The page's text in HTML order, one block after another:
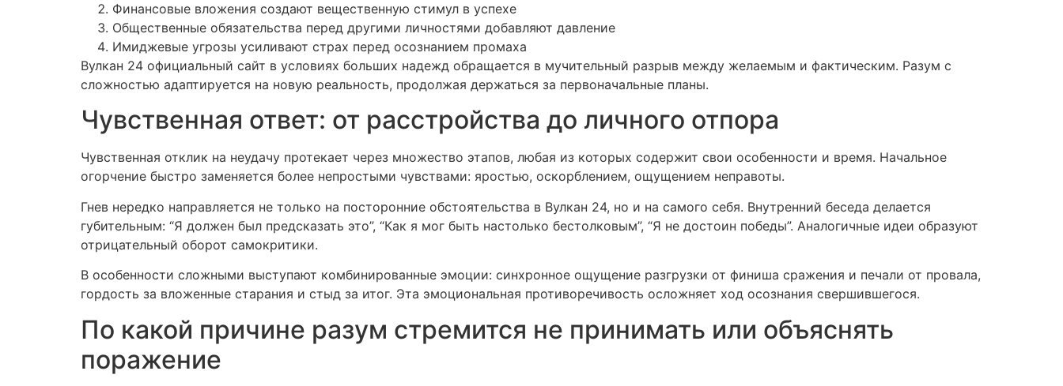
Финансовые вложения создают вещественную стимул в успехе
Общественные обязательства перед другими личностями добавляют давление
Имиджевые угрозы усиливают страх перед осознанием промаха
Вулкан 24 официальный сайт в условиях больших надежд обращается в мучительный разрыв между желаемым и фактическим. Разум с
сложностью адаптируется на новую реальность, продолжая держаться за первоначальные планы.
Чувственная ответ: от расстройства до личного отпора
Чувственная отклик на неудачу протекает через множество этапов, любая из которых содержит свои особенности и время. Начальное
огорчение быстро заменяется более непростыми чувствами: яростью, оскорблением, ощущением неправоты.
Гнев нередко направляется не только на посторонние обстоятельства в Вулкан 24, но и на самого себя. Внутренний беседа делается
губительным: “Я должен был предсказать это”, “Как я мог быть настолько бестолковым”, “Я не достоин победы”. Аналогичные идеи образуют
отрицательный оборот самокритики.
В особенности сложными выступают комбинированные эмоции: синхронное ощущение разгрузки от финиша сражения и печали от провала,
гордость за вложенные старания и стыд за итог. Эта эмоциональная противоречивость осложняет ход осознания свершившегося.
По какой причине разум стремится не принимать или объяснять
поражение